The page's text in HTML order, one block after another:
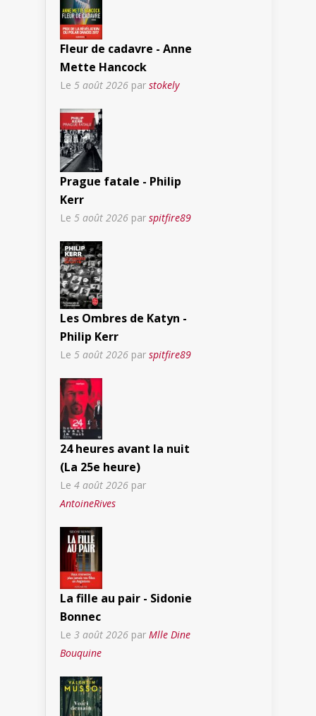
Fleur de cadavre - Anne
Mette Hancock
Le 5 août 2026 par stokely
Prague fatale - Philip
Kerr
Le 5 août 2026 par spitfire89
Les Ombres de Katyn -
Philip Kerr
Le 5 août 2026 par spitfire89
24 heures avant la nuit
(La 25e heure)
Le 4 août 2026 par
AntoineRives
La fille au pair - Sidonie
Bonnec
Le 3 août 2026 par Mlle Dine
Bouquine